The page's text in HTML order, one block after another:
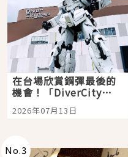
在台場欣賞鋼彈最後的
機會！「DiverCity
Tokyo Plaza」搭船、
購物、美食及夜景，一
2026年07月13日
No.3